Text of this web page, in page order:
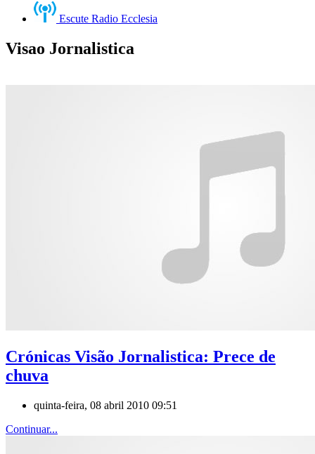
Escute Radio Ecclesia
Visao Jornalistica
Crónicas Visão Jornalistica: Prece de
chuva
quinta-feira, 08 abril 2010 09:51
Continuar...